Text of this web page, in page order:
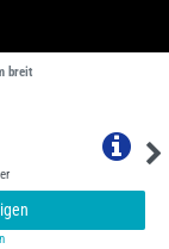
breit